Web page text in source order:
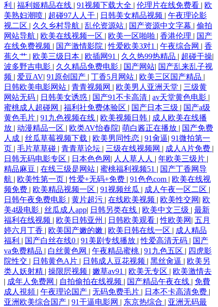
利 | 福利姬精品在线 | 91视频下载大全 | 伦理片在线免费看 | 欧
美熟妇潮喷 | 超碰97人人干 | 日韩美女精品视频 | 午夜理论影
视二区 | 久久乡村导航 | 乱伦资源站 | 国产资源中文字幕 | 偷拍
网站导航 | 欧美在线视频一区 | 欧美一区啪啪 | 香港伦理 | 国产
在线免费视频 | 国产激情影院 |性爱欧美3对1 | 午夜综合网 | 香
蕉久艹 | 欧美三级日本 | 欧插网91 | 久久热99热精品 | 超碰干操|
波多野吉电影 | 久久精品免费电影 | 国产网站| 国产乱来乱子视
频 | 爱豆AV| 91原创国产 | 丁香5月网站 | 欧美三区国产精品 |
日韩欧美电影网站 | 青青视频网 | 欧美男人亚洲天堂 | 三级黄
网站无码 | 日韩美女诱惑 | 国产91不卡高清 | av天堂黄色电影 |
蜜桃成人超碰网 | 福利社免费体验区 | 国产日本三级 | 国产a级
黄色毛片 | 91九色视频在线 | 欧美视频日韩 | 成人欧美在线播
放 | 动漫精品一区 | 欧类AV怡春院| 萌白酱正在播放 | 国产免费
人成 | 丝瓜草莓视频下载 | 欧美男同性恋 | 91肏逼| 91微拍第一
页 | 毛片草草碰 | 青青草论坛 | 三级在线视频网 | 成人A片免费 |
日韩无码电影专区 | 日本色色网 | 人人草人人 | 年欧美三级片 |
精品麻豆 | 在线三级是网站 | 蜜桃福利视频51 | 国产丁香网导
航 | 欧美性第一页 |性爱+无码+免费 | 91色色com | 欧美在线视
频免费 | 欧美精品视频一区 | 91视频丝瓜 | 成人午夜一区二区 |
日韩午夜免费电影 | 黄片超污 | 在线欧美视频 | 欧美性交网 | 欧
美4级电影 | 丝瓜成人app| 日韩另类在线 | 欧美中文三级 | 最新
福利在线视频 | 欧美日韩亚州 | 日韩欧美观看 |性欧美网 | 五月
婷六月丁香 | 欧美国产嫩的嫩 | 欧美日韩在线一区 | 成人精品
福利 | 国产白丝在线0 | 91美剧专线播放 |性爱高清无码 | 国产
va免费精品 | 白丝黄色网 | 午夜精品蜜桃 | 91九色五区 | 四虎影
院性交 | 日韩黄色A片 | 日韩成人豆花视频 | 黑丝肏逼 | 欧美另
类人妖射精 | 操限屄视频 | 嫩草av91 | 欧美无专区 | 欧美激情去
| 成年人免费网 | 自拍偷拍在线视频 | 国产精品午夜在线 | 免費
成人視頻 | 午夜理论国产 | 无码免费毛片 | 日本不卡高清免费 |
亚洲欧美综合国产 | 91干逼电影网 | 东京热综合 | 亚洲无码最